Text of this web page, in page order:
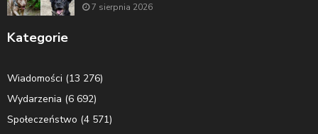
7 sierpnia 2026
Kategorie
Wiadomości (13 276)
Wydarzenia (6 692)
Społeczeństwo (4 571)